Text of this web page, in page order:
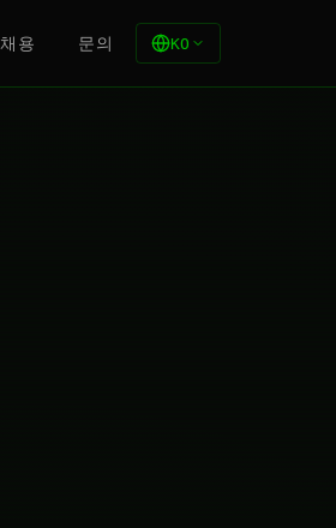
채용 문의 KO